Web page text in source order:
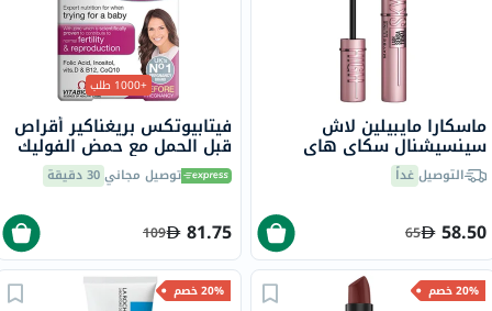
ماسكارا مايبيلين لاش
سينسيشنال سكاي هاي
القابلة للغسل
التوصيلغداً
58.50
65
+1000 طلب
فيتابيوتكس بريغناكير أقراص
قبل الحمل مع حمض الفوليك
لتحسين الخصوبة والتكاثر
حزمة من 30توصيل مجاني30 دقيقة
81.75
109
20% خصم
20% خصم